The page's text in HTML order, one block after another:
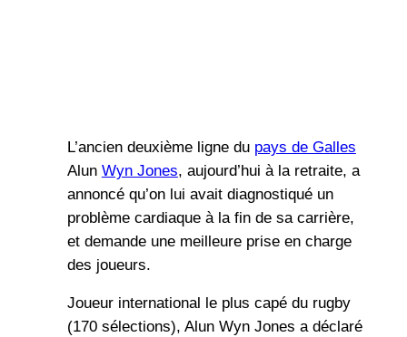
L’ancien deuxième ligne du pays de Galles
Alun Wyn Jones, aujourd’hui à la retraite, a
annoncé qu’on lui avait diagnostiqué un
problème cardiaque à la fin de sa carrière,
et demande une meilleure prise en charge
des joueurs.
Joueur international le plus capé du rugby
(170 sélections), Alun Wyn Jones a déclaré